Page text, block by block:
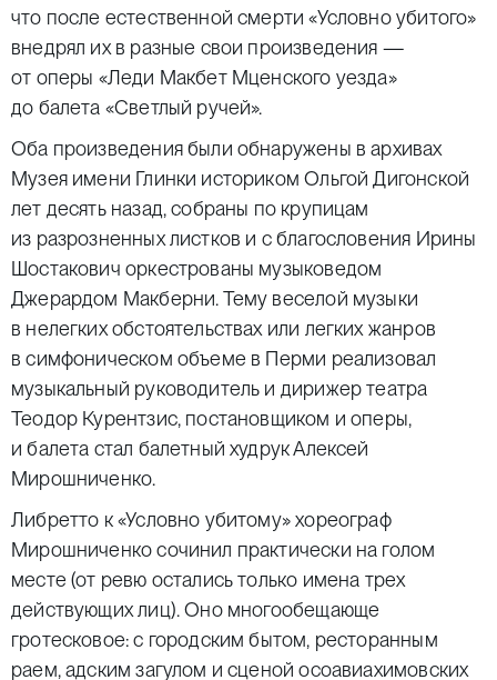
что после естественной смерти «Условно убитого»
внедрял их в разные свои произведения —
от оперы «Леди Макбет Мценского уезда»
до балета «Светлый ручей».
Оба произведения были обнаружены в архивах
Музея имени Глинки историком Ольгой Дигонской
лет десять назад, собраны по крупицам
из разрозненных листков и с благословения Ирины
Шостакович оркестрованы музыковедом
Джерардом Макберни. Тему веселой музыки
в нелегких обстоятельствах или легких жанров
в симфоническом объеме в Перми реализовал
музыкальный руководитель и дирижер театра
Теодор Курентзис, постановщиком и оперы,
и балета стал балетный худрук Алексей
Мирошниченко.
Либретто к «Условно убитому» хореограф
Мирошниченко сочинил практически на голом
месте (от ревю остались только имена трех
действующих лиц). Оно многообещающе
гротесковое: с городским бытом, ресторанным
раем, адским загулом и сценой осоавиахимовских